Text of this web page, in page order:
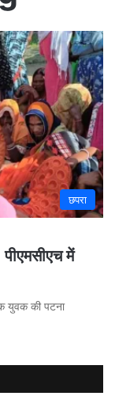
छपरा
में
युवक की पटना